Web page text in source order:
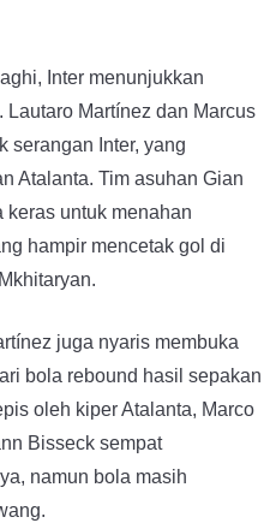
Inter menunjukkan
Martínez dan Marcus
serangan Inter, yang
Atalanta. Tim asuhan Gian
keras untuk menahan
hampir mencetak gol di
juga nyaris membuka
bola rebound hasil sepakan
oleh kiper Atalanta, Marco
Bisseck sempat
namun bola masih